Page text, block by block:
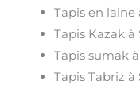
Tapis en
Tapis Kazak
Tapis sumak
Tapis Tabriz